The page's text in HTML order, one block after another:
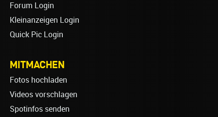
Forum Login
Kleinanzeigen Login
Quick Pic Login
MITMACHEN
Fotos hochladen
Videos vorschlagen
Spotinfos senden